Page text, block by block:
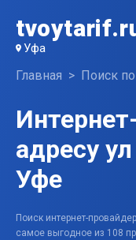
Уфа
Главная Поиск
адресу
Уфе
Поиск интернет-
самое выгодное из 108